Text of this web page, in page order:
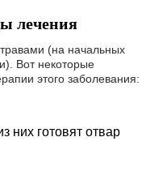
лечения
(на начальных
Вот некоторые
этого заболевания:
них готовят отвар